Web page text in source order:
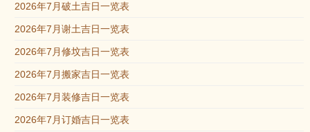
2026年7月破土吉日一览表
2026年7月谢土吉日一览表
2026年7月修坟吉日一览表
2026年7月搬家吉日一览表
2026年7月装修吉日一览表
2026年7月订婚吉日一览表